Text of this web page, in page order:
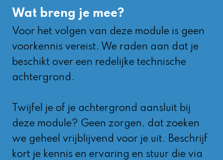
Wat breng je mee?
Voor het volgen van deze module is geen
voorkennis vereist. We raden aan dat je
beschikt over een redelijke technische
achtergrond.
Twijfel je of je achtergrond aansluit bij
deze module? Geen zorgen, dat zoeken
we geheel vrijblijvend voor je uit. Beschrijf
kort je kennis en ervaring en stuur die via